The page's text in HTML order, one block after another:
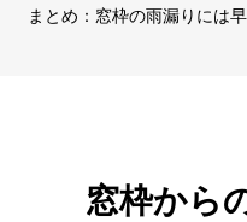
まとめ：窓枠の雨漏りには
窓枠から